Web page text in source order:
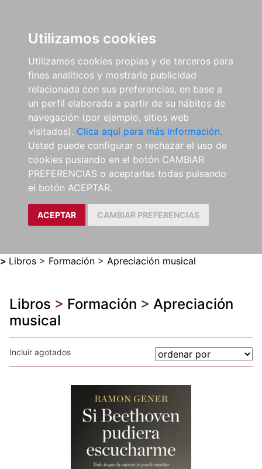
Utilizamos cookies
Utilizamos cookies propias y de terceros para
fines analíticos y mostrarle publicidad
relacionada con sus preferencias, en base a
un perfil elaborado a partir de su hábitos de
navegación (por ejemplo, sitios web
visitados). Clica aquí para más información.
Usted puede configurar o rechazar el uso de
cookies puslando en el botón CAMBIAR
PREFERENCIAS o aceptarlas todas pulsando
el botón ACEPTAR.
ACEPTAR CAMBIAR PREFERENCIAS
> Libros > Formación > Apreciación musical
Libros > Formación > Apreciación
musical
Incluir agotados